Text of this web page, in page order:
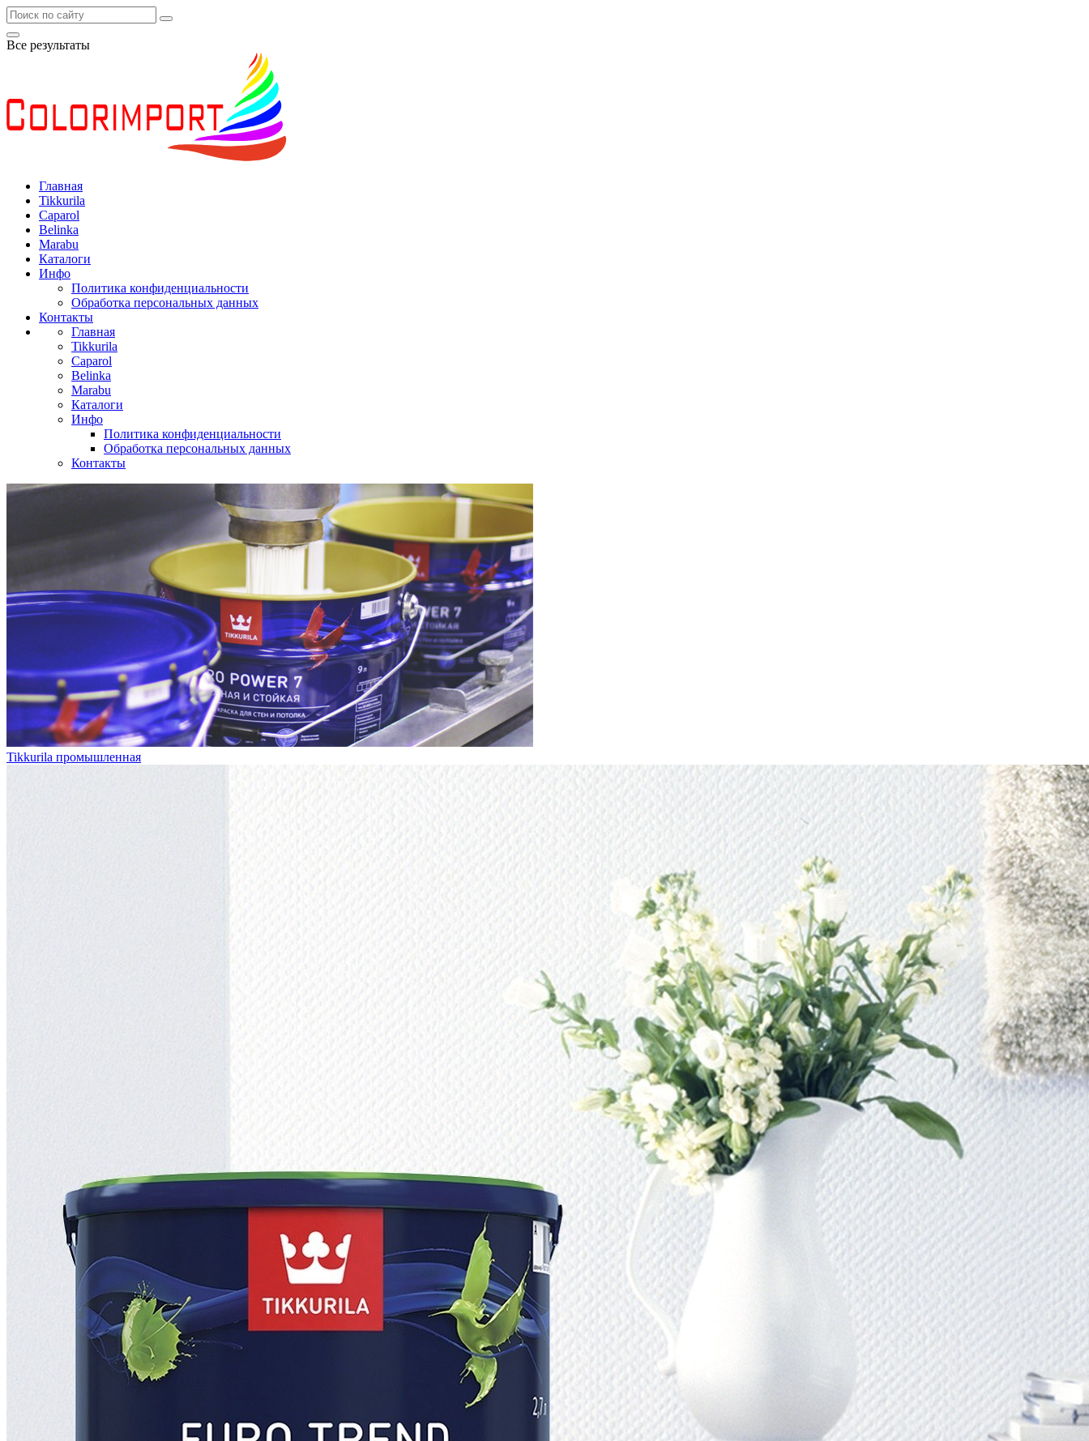
Все результаты
Главная
Tikkurila
Caparol
Belinka
Marabu
Каталоги
Инфо
Политика конфиденциальности
Обработка персональных данных
Контакты
Главная
Tikkurila
Caparol
Belinka
Marabu
Каталоги
Инфо
Политика конфиденциальности
Обработка персональных данных
Контакты
Tikkurila промышленная